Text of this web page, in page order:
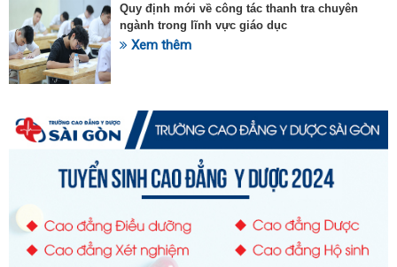
Quy định mới về công tác thanh tra chuyên
ngành trong lĩnh vực giáo dục
Xem thêm